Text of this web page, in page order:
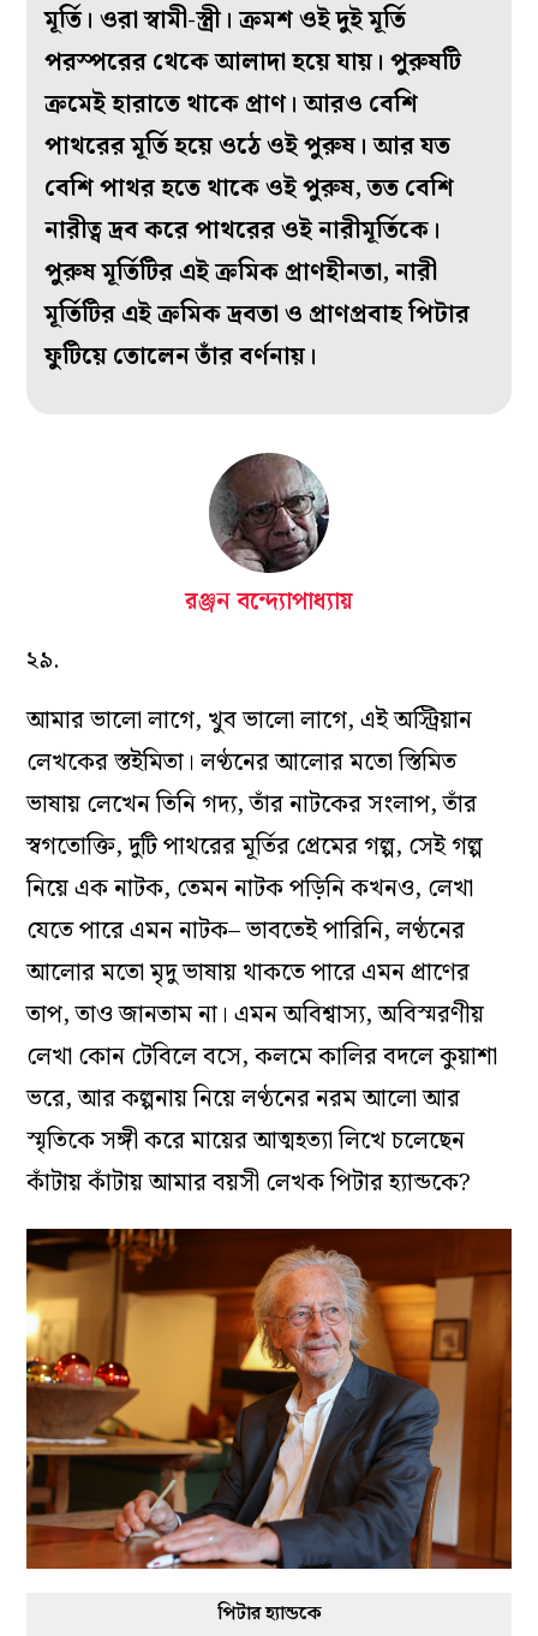
মূর্তি। ওরা স্বামী-স্ত্রী। ক্রমশ ওই দুই মূর্তি
পরস্পরের থেকে আলাদা হয়ে যায়। পুরুষটি
ক্রমেই হারাতে থাকে প্রাণ। আরও বেশি
পাথরের মূর্তি হয়ে ওঠে ওই পুরুষ। আর যত
বেশি পাথর হতে থাকে ওই পুরুষ, তত বেশি
নারীত্ব দ্রব করে পাথরের ওই নারীমূর্তিকে।
পুরুষ মূর্তিটির এই ক্রমিক প্রাণহীনতা, নারী
মূর্তিটির এই ক্রমিক দ্রবতা ও প্রাণপ্রবাহ পিটার
ফুটিয়ে তোলেন তাঁর বর্ণনায়।
রঞ্জন বন্দ্যোপাধ্যায়
২৯.
আমার ভালো লাগে, খুব ভালো লাগে, এই অস্ট্রিয়ান
লেখকের স্তইমিতা। লণ্ঠনের আলোর মতো স্তিমিত
ভাষায় লেখেন তিনি গদ্য, তাঁর নাটকের সংলাপ, তাঁর
স্বগতোক্তি, দুটি পাথরের মূর্তির প্রেমের গল্প, সেই গল্প
নিয়ে এক নাটক, তেমন নাটক পড়িনি কখনও, লেখা
যেতে পারে এমন নাটক– ভাবতেই পারিনি, লণ্ঠনের
আলোর মতো মৃদু ভাষায় থাকতে পারে এমন প্রাণের
তাপ, তাও জানতাম না। এমন অবিশ্বাস্য, অবিস্মরণীয়
লেখা কোন টেবিলে বসে, কলমে কালির বদলে কুয়াশা
ভরে, আর কল্পনায় নিয়ে লণ্ঠনের নরম আলো আর
স্মৃতিকে সঙ্গী করে মায়ের আত্মহত্যা লিখে চলেছেন
কাঁটায় কাঁটায় আমার বয়সী লেখক পিটার হ্যান্ডকে?
পিটার হ্যান্ডকে